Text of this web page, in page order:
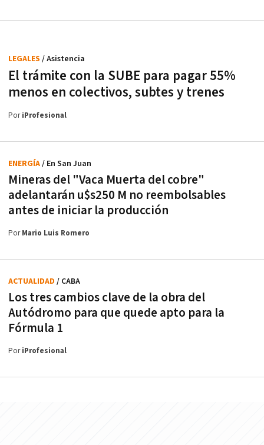
El trámite con la SUBE para pagar 55%
menos en colectivos, subtes y trenes
LEGALES / Asistencia
PoriProfesional
Mineras del "Vaca Muerta del cobre"
adelantarán u$s250 M no reembolsables
antes de iniciar la producción
ENERGÍA/ En San Juan
PorMario Luis Romero
Los tres cambios clave de la obra del
Autódromo para que quede apto para la
Fórmula 1
ACTUALIDAD / CABA
PoriProfesional